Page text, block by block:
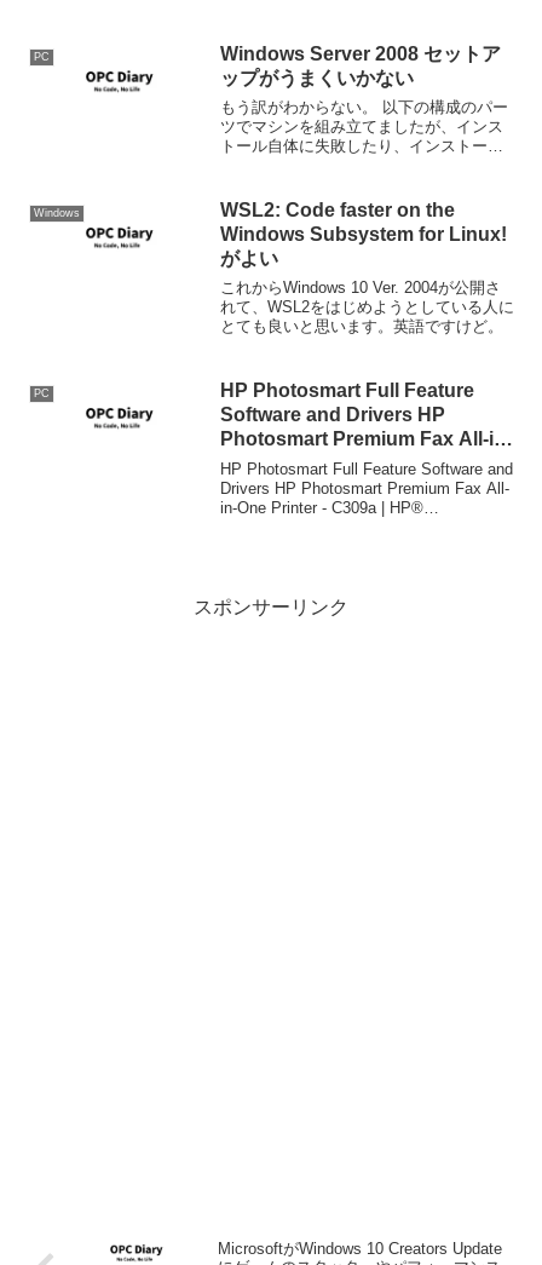
PC
Windows Server 2008 セットア
ップがうまくいかない
もう訳がわからない。 以下の構成のパー
ツでマシンを組み立てましたが、インス
トール自体に失敗したり、インストール
謎のレジストリがぶっ壊れていたので修
復しますエラーが出て、...
Windows
WSL2: Code faster on the
Windows Subsystem for Linux!
がよい
これからWindows 10 Ver. 2004が公開さ
れて、WSL2をはじめようとしている人に
とても良いと思います。英語ですけど。
PC
HP Photosmart Full Feature
Software and Drivers HP
Photosmart Premium Fax All-in-
One Printer – C309a
HP Photosmart Full Feature Software and
Drivers HP Photosmart Premium Fax All-
in-One Printer - C309a | HP®
スポンサーリンク
MicrosoftがWindows 10 Creators Update